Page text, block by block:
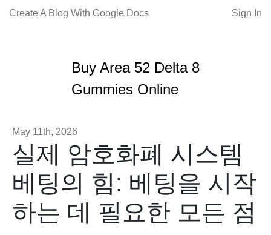
Create A Blog With Google Docs Sign In
Buy Area 52 Delta 8
Gummies Online
May 11th, 2026
실제 암호화폐 시스템
베팅의 힘: 베팅을 시작
하는 데 필요한 모든 점